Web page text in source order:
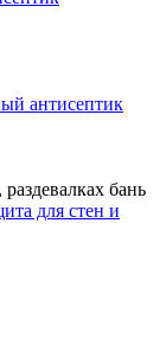
антисептик
бань
для стен и